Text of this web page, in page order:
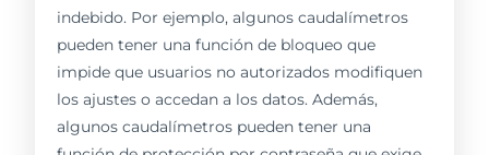
indebido. Por ejemplo, algunos caudalímetros
pueden tener una función de bloqueo que
impide que usuarios no autorizados modifiquen
los ajustes o accedan a los datos. Además,
algunos caudalímetros pueden tener una